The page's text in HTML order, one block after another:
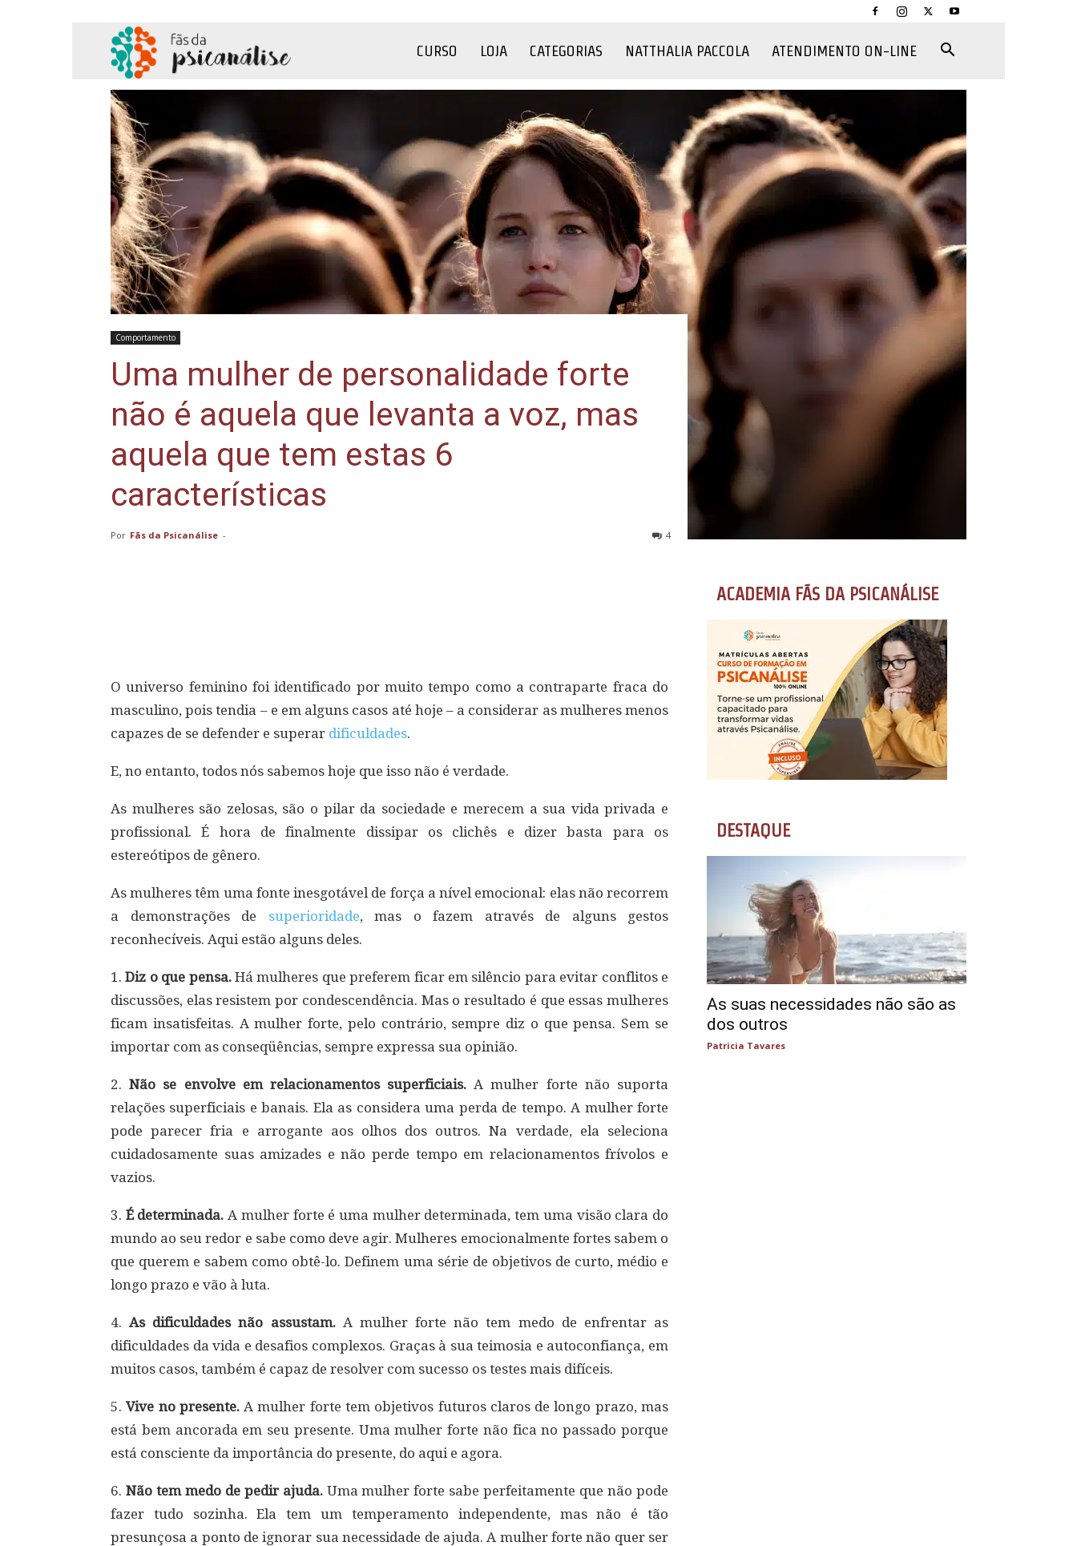
Psicanálise
CURSO LOJA CATEGORIAS NATTHALIA PACCOLA ATENDIMENTO ON-LINE
Comportamento
Uma mulher de personalidade forte
não é aquela que levanta a voz, mas
aquela que tem estas 6
características
Por Fãs da Psicanálise - 4
O universo feminino foi identificado por muito tempo como a contraparte fraca do
masculino, pois tendia – e em alguns casos até hoje – a considerar as mulheres menos
capazes de se defender e superar dificuldades.
E, no entanto, todos nós sabemos hoje que isso não é verdade.
As mulheres são zelosas, são o pilar da sociedade e merecem a sua vida privada e
profissional. É hora de finalmente dissipar os clichês e dizer basta para os
estereótipos de gênero.
As mulheres têm uma fonte inesgotável de força a nível emocional: elas não recorrem
a demonstrações de superioridade, mas o fazem através de alguns gestos
reconhecíveis. Aqui estão alguns deles.
1.Diz o que pensa.Há mulheres que preferem ficar em silêncio para evitar conflitos e
discussões, elas resistem por condescendência. Mas o resultado é que essas mulheres
ficam insatisfeitas. A mulher forte, pelo contrário, sempre diz o que pensa. Sem se
importar com as conseqüências, sempre expressa sua opinião.
2.Não se envolve em relacionamentos superficiais. A mulher forte não suporta
relações superficiais e banais. Ela as considera uma perda de tempo. A mulher forte
pode parecer fria e arrogante aos olhos dos outros. Na verdade, ela seleciona
cuidadosamente suas amizades e não perde tempo em relacionamentos frívolos e
vazios.
3. É determinada. A mulher forte é uma mulher determinada, tem uma visão clara do
mundo ao seu redor e sabe como deve agir. Mulheres emocionalmente fortes sabem o
que querem e sabem como obtê-lo. Definem uma série de objetivos de curto, médio e
longo prazo e vão à luta.
4.As dificuldades não assustam.A mulher forte não tem medo de enfrentar as
dificuldades da vida e desafios complexos. Graças à sua teimosia e autoconfiança, em
muitos casos, também é capaz de resolver com sucesso os testes mais difíceis.
5.Vive no presente.A mulher forte tem objetivos futuros claros de longo prazo, mas
está bem ancorada em seu presente. Uma mulher forte não fica no passado porque
está consciente da importância do presente, do aqui e agora.
6. Não tem medo de pedir ajuda.Uma mulher forte sabe perfeitamente que não pode
fazer tudo sozinha. Ela tem um temperamento independente, mas não é tão
presunçosa a ponto de ignorar sua necessidade de ajuda. A mulher forte não quer ser
ACADEMIA FÃS DA PSICANÁLISE
DESTAQUE
As suas necessidades não são as
dos outros
Patricia Tavares